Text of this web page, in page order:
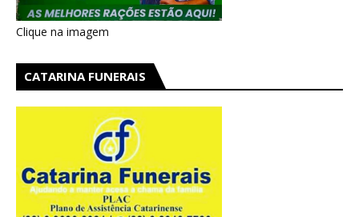
Clique na imagem
CATARINA FUNERAIS